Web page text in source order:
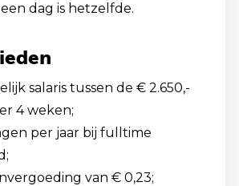
dag is hetzelfde.
salaris tussen de € 2.650,-
4 weken;
per jaar bij fulltime
van € 0,23;